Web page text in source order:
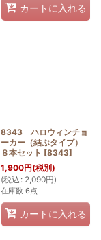
カートに入れる
8343 ハロウィンチョ
ーカー（結ぶタイプ）
８本セット [8343]
1,900円(税別)
(税込 : 2,090円)
在庫数 6点
カートに入れる